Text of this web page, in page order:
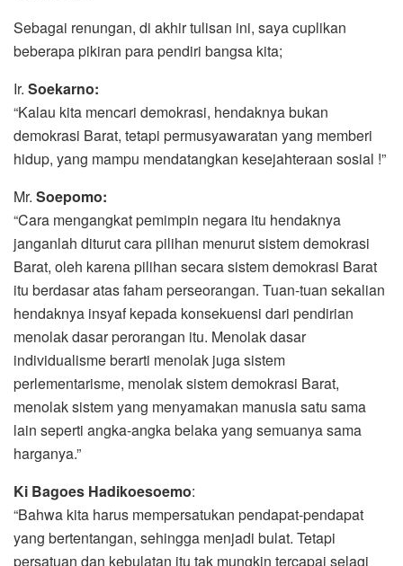
Sebagai renungan, di akhir tulisan ini, saya cuplikan
beberapa pikiran para pendiri bangsa kita;
Ir. Soekarno:
“Kalau kita mencari demokrasi, hendaknya bukan
demokrasi Barat, tetapi permusyawaratan yang memberi
hidup, yang mampu mendatangkan kesejahteraan sosial !”
Mr. Soepomo:
“Cara mengangkat pemimpin negara itu hendaknya
janganlah diturut cara pilihan menurut sistem demokrasi
Barat, oleh karena pilihan secara sistem demokrasi Barat
itu berdasar atas faham perseorangan. Tuan-tuan sekalian
hendaknya insyaf kepada konsekuensi dari pendirian
menolak dasar perorangan itu. Menolak dasar
individualisme berarti menolak juga sistem
perlementarisme, menolak sistem demokrasi Barat,
menolak sistem yang menyamakan manusia satu sama
lain seperti angka-angka belaka yang semuanya sama
harganya.”
Ki Bagoes Hadikoesoemo:
“Bahwa kita harus mempersatukan pendapat-pendapat
yang bertentangan, sehingga menjadi bulat. Tetapi
persatuan dan kebulatan itu tak mungkin tercapai selagi